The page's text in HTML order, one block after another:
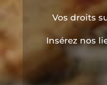
Vos droits
Insérez nos